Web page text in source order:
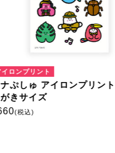
プリントシート
シナ